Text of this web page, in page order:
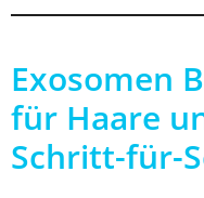
Exosomen
für Haare
Schritt-für-